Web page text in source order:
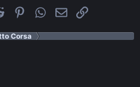
Reddit PinterestWhatsApp
EmailEnlace
Corsa